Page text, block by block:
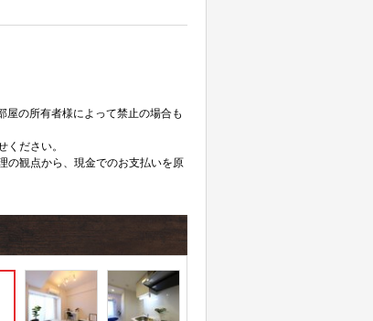
の所有者様によって禁止の場合も
ださい。
の観点から、現金でのお支払いを原